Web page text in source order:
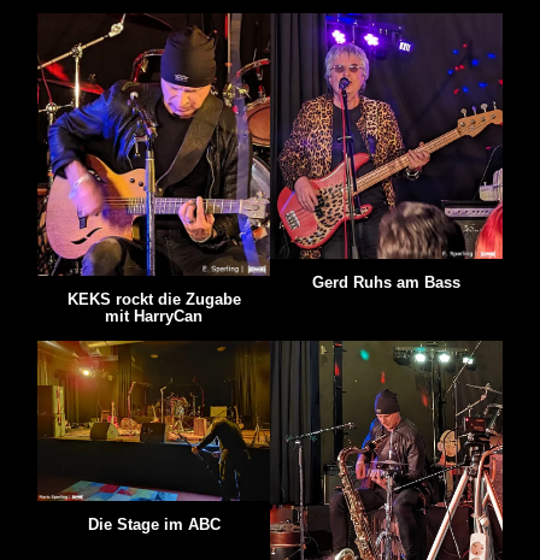
KEKS rockt die Zugabe
mit HarryCan
Gerd Ruhs am Bass
Die Stage im ABC